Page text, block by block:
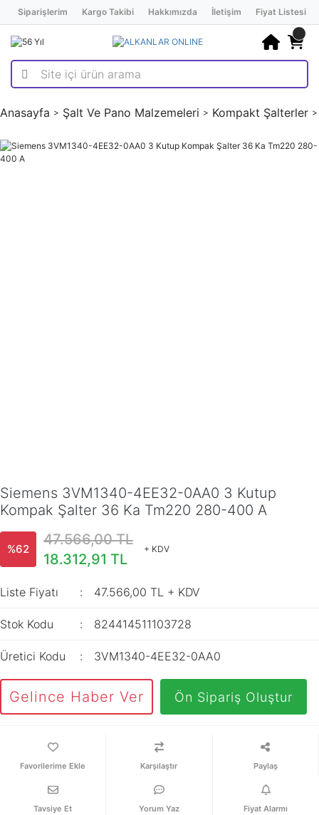
Siparişlerim Kargo Takibi Hakkımızda İletişim Fiyat Listesi
Anasayfa Şalt Ve Pano Malzemeleri Kompakt Şalterler
Siemens 3VM1340-4EE32-0AA0 3 Kutup
Kompak Şalter 36 Ka Tm220 280-400 A
%62
47.566,00 TL
18.312,91 TL
+ KDV
Liste Fiyatı 47.566,00 TL + KDV
Stok Kodu 824414511103728
Üretici Kodu 3VM1340-4EE32-0AA0
Gelince Haber Ver Ön Sipariş Oluştur
Karşılaştır Paylaş
Tavsiye Et Yorum Yaz Fiyat Alarmı